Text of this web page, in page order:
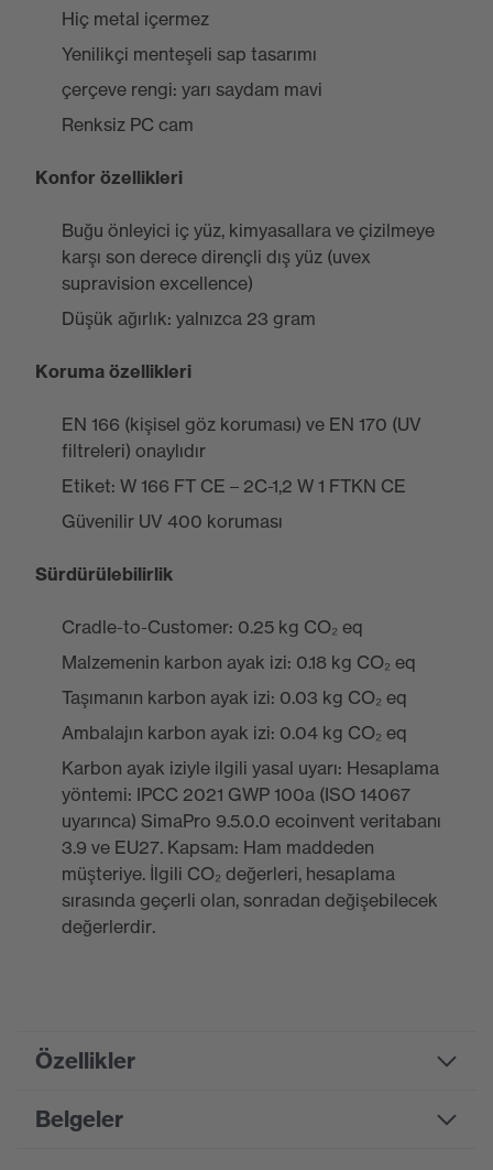
Hiç metal içermez
Yenilikçi menteşeli sap tasarımı
çerçeve rengi: yarı saydam mavi
Renksiz PC cam
Konfor özellikleri
Buğu önleyici iç yüz, kimyasallara ve çizilmeye
karşı son derece dirençli dış yüz (uvex
supravision excellence)
Düşük ağırlık: yalnızca 23 gram
Koruma özellikleri
EN 166 (kişisel göz koruması) ve EN 170 (UV
filtreleri) onaylıdır
Etiket: W 166 FT CE – 2C-1,2 W 1 FTKN CE
Güvenilir UV 400 koruması
Sürdürülebilirlik
Cradle-to-Customer: 0.25 kg CO₂ eq
Malzemenin karbon ayak izi: 0.18 kg CO₂ eq
Taşımanın karbon ayak izi: 0.03 kg CO₂ eq
Ambalajın karbon ayak izi: 0.04 kg CO₂ eq
Karbon ayak iziyle ilgili yasal uyarı: Hesaplama
yöntemi: IPCC 2021 GWP 100a (ISO 14067
uyarınca) SimaPro 9.5.0.0 ecoinvent veritabanı
3.9 ve EU27. Kapsam: Ham maddeden
müşteriye. İlgili CO₂ değerleri, hesaplama
sırasında geçerli olan, sonradan değişebilecek
değerlerdir.
Özellikler
Product family
designation
Belgeler